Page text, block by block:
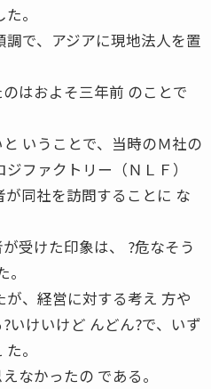
。
で、アジアに現地法人を置
はおよそ三年前 のことで
いうことで、当時のＭ社の
ファクトリー（ＮＬＦ）
同社を訪問することに な
受けた印象は、 ?危なそう
、経営に対する考え 方や
いけいけど んどん?で、いず
。
なかったの である。